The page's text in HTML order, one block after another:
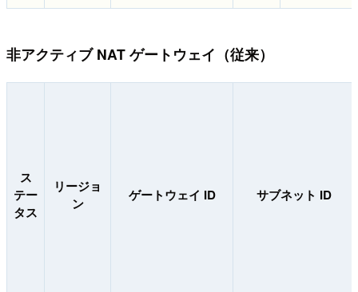
非アクティブ NAT ゲートウェイ（従来）
ス
テー
タス
リージョ
ン
ゲートウェイ ID サブネット ID